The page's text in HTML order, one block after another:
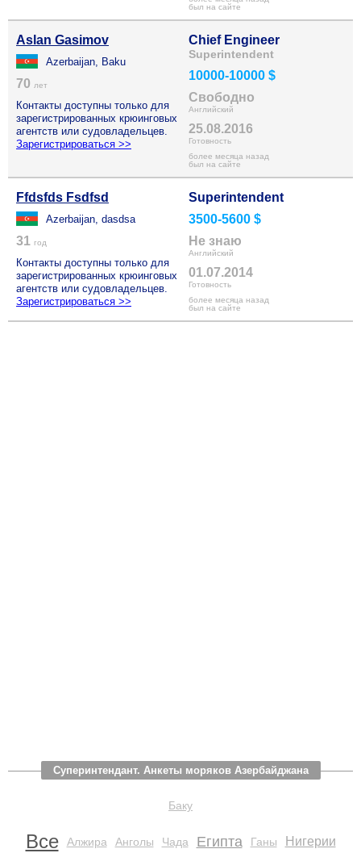
был на сайте
Aslan Gasimov
Azerbaijan, Baku
70 лет
Контакты доступны только для
зарегистрированных крюинговых
агентств или судовладельцев.
Зарегистрироваться >>
Chief Engineer
Superintendent
10000-10000 $
Свободно
Английский
25.08.2016
Готовность
более месяца назад
был на сайте
Ffdsfds Fsdfsd
Azerbaijan, dasdsa
31 год
Контакты доступны только для
зарегистрированных крюинговых
агентств или судовладельцев.
Зарегистрироваться >>
Superintendent
3500-5600 $
Не знаю
Английский
01.07.2014
Готовность
более месяца назад
был на сайте
Суперинтендант. Анкеты моряков Азербайджана
Баку
Все Алжира Анголы Чада Египта Ганы Нигерии